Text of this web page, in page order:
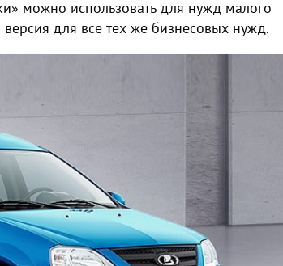
можно использовать для нужд малого
для все тех же бизнесовых нужд.